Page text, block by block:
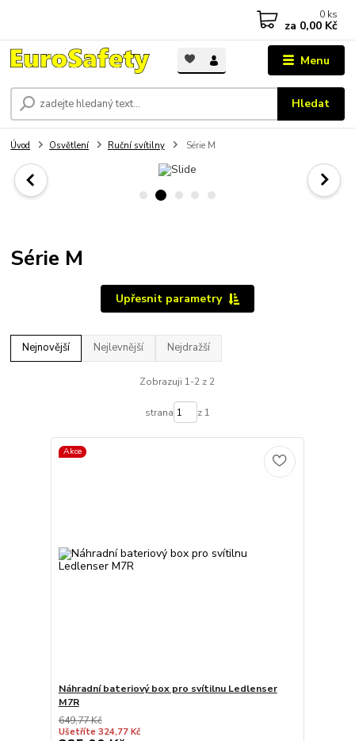
Menu
Hledat
0 ks
za 0,00 Kč
Úvod Osvětlení Ruční svítilny Série M
Série M
Upřesnit parametry
Nejnovější Nejlevnější Nejdražší
Zobrazuji 1-2 z 2
strana z 1
Akce
Náhradní bateriový box pro svítilnu Ledlenser
M7R
649,77 Kč
Ušetříte 324,77 Kč